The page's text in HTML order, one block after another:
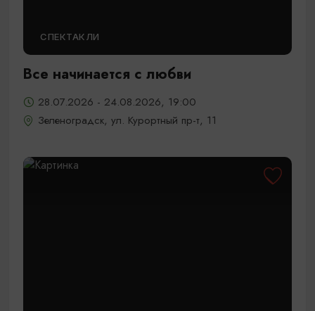
СПЕКТАКЛИ
Все начинается с любви
28.07.2026 - 24.08.2026, 19:00
Зеленоградск, ул. Курортный пр-т, 11